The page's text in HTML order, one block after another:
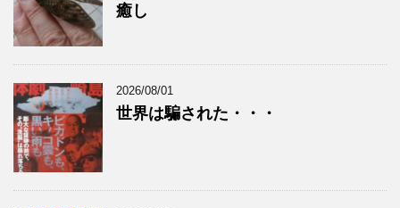
癒し
2026/08/01
世界は騙された・・・